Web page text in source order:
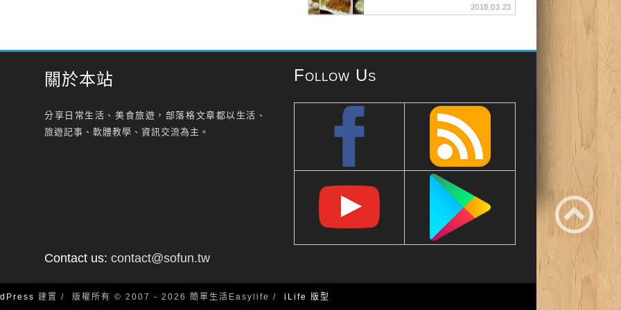
2018.03.23
關於本站
分享日常生活、美食旅遊，部落格文章都以生活、
旅遊記事、軟體教學、資訊交流為主。
Contact us: contact@sofun.tw
Follow Us
建置 版權所有 © 2007 - 2026 簡單生活Easylife iLife 版型